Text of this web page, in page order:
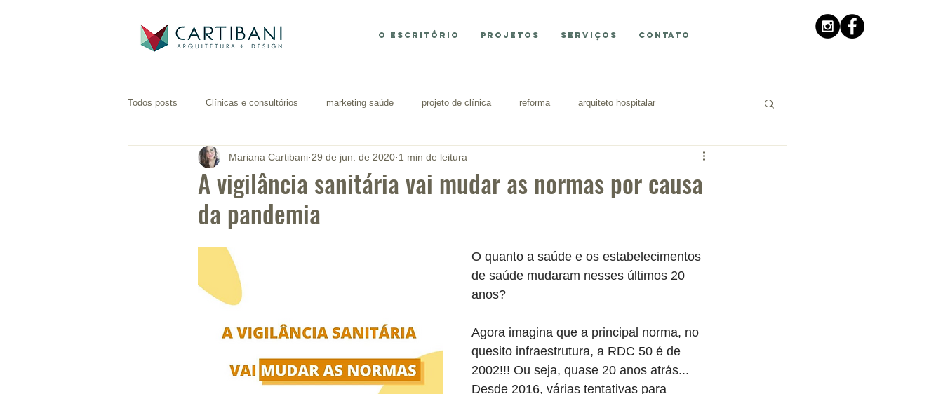
O ESCRITÓRIO PROJETOS SERVIÇOS CONTATO
Todos posts Clínicas e consultórios marketing saúde projeto de clínica reforma arquiteto hospitalar
arquiteto de saúde projeto de consultório decoração consultório
A vigilância sanitária vai mudar as normas por causa
da pandemia
Mariana Cartibani 29 de jun. de 2020 1 min de leitura
O quanto a saúde e os estabelecimentos
de saúde mudaram nesses últimos 20
anos?
Agora imagina que a principal norma, no
quesito infraestrutura, a RDC 50 é de
2002!!! Ou seja, quase 20 anos atrás...
Desde 2016, várias tentativas para